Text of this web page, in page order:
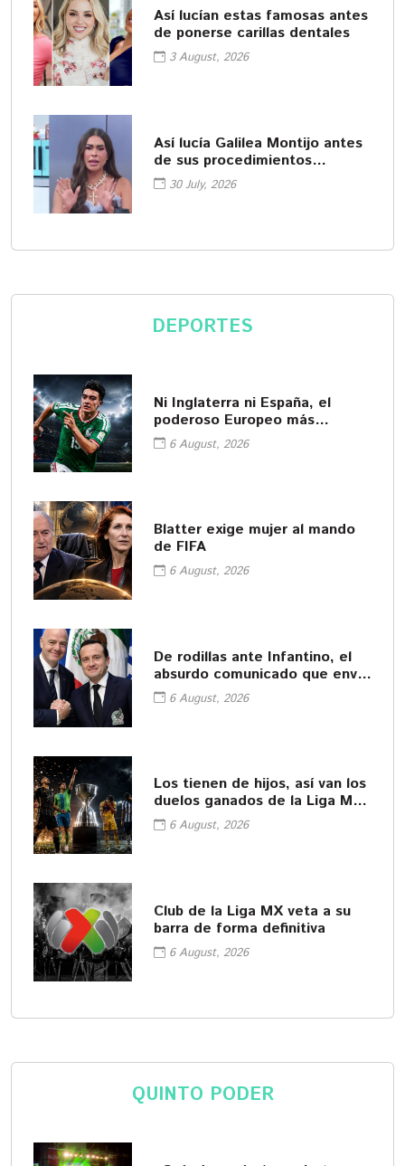
Así lucían estas famosas antes
de ponerse carillas dentales
3 August, 2026
Así lucía Galilea Montijo antes
de sus procedimientos
cosméticos
30 July, 2026
DEPORTES
Ni Inglaterra ni España, el
poderoso Europeo más
interesado en Gil Mora
6 August, 2026
Blatter exige mujer al mando
de FIFA
6 August, 2026
De rodillas ante Infantino, el
absurdo comunicado que envió
la FMF
6 August, 2026
Los tienen de hijos, así van los
duelos ganados de la Liga MX
y MLS
6 August, 2026
Club de la Liga MX veta a su
barra de forma definitiva
6 August, 2026
QUINTO PODER